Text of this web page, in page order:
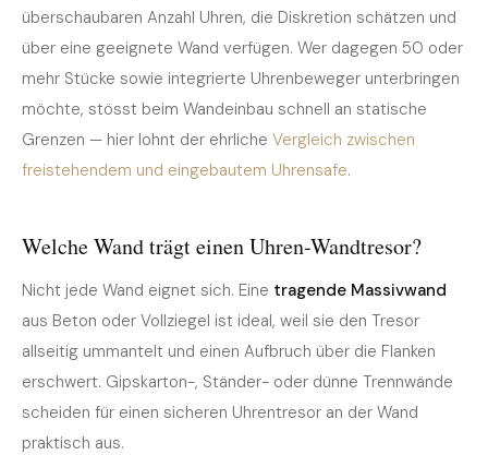
überschaubaren Anzahl Uhren, die Diskretion schätzen und
über eine geeignete Wand verfügen. Wer dagegen 50 oder
mehr Stücke sowie integrierte Uhrenbeweger unterbringen
möchte, stösst beim Wandeinbau schnell an statische
Grenzen — hier lohnt der ehrliche Vergleich zwischen
freistehendem und eingebautem Uhrensafe.
Welche Wand trägt einen Uhren-Wandtresor?
Nicht jede Wand eignet sich. Eine tragende Massivwand
aus Beton oder Vollziegel ist ideal, weil sie den Tresor
allseitig ummantelt und einen Aufbruch über die Flanken
erschwert. Gipskarton-, Ständer- oder dünne Trennwände
scheiden für einen sicheren Uhrentresor an der Wand
praktisch aus.